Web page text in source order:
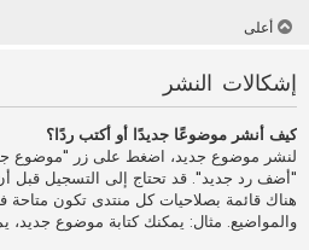
أعلى
إشكالات النشر
كيف أنشر موضوعًا جديدًا أو أكتب ردًا؟
لنشر موضوع جديد، اضغط على زر "موضوع
"أضف رد جديد". قد تحتاج إلى التسجيل قبل
هناك قائمة بصلاحيات كل منتدى تكون
والمواضيع. مثال: يمكنك كتابة موضوع جديد،